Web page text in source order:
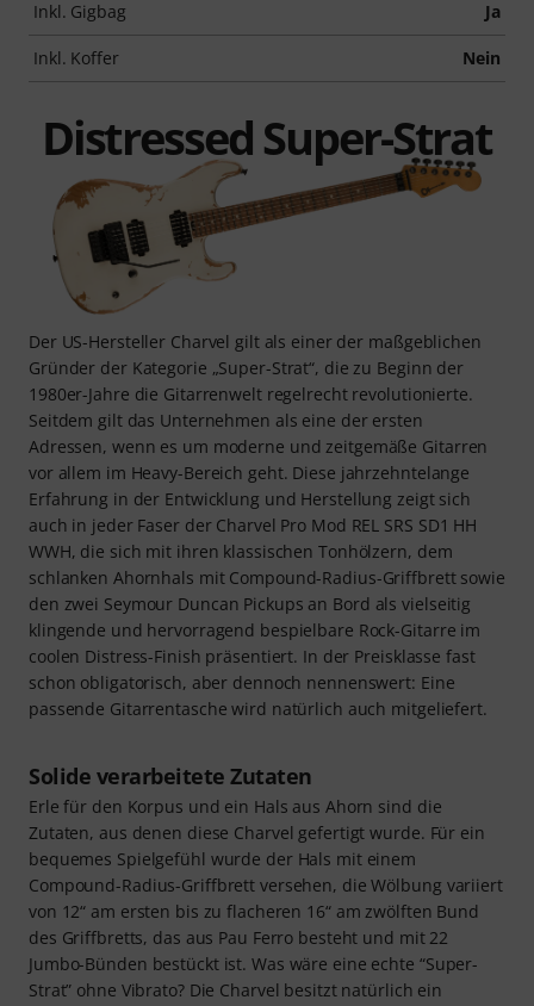
Inkl. Gigbag Ja
Inkl. Koffer Nein
Distressed Super-Strat
Der US-Hersteller Charvel gilt als einer der maßgeblichen
Gründer der Kategorie „Super-Strat“, die zu Beginn der
1980er-Jahre die Gitarrenwelt regelrecht revolutionierte.
Seitdem gilt das Unternehmen als eine der ersten
Adressen, wenn es um moderne und zeitgemäße Gitarren
vor allem im Heavy-Bereich geht. Diese jahrzehntelange
Erfahrung in der Entwicklung und Herstellung zeigt sich
auch in jeder Faser der Charvel Pro Mod REL SRS SD1 HH
WWH, die sich mit ihren klassischen Tonhölzern, dem
schlanken Ahornhals mit Compound-Radius-Griffbrett sowie
den zwei Seymour Duncan Pickups an Bord als vielseitig
klingende und hervorragend bespielbare Rock-Gitarre im
coolen Distress-Finish präsentiert. In der Preisklasse fast
schon obligatorisch, aber dennoch nennenswert: Eine
passende Gitarrentasche wird natürlich auch mitgeliefert.
Solide verarbeitete Zutaten
Erle für den Korpus und ein Hals aus Ahorn sind die
Zutaten, aus denen diese Charvel gefertigt wurde. Für ein
bequemes Spielgefühl wurde der Hals mit einem
Compound-Radius-Griffbrett versehen, die Wölbung variiert
von 12“ am ersten bis zu flacheren 16“ am zwölften Bund
des Griffbretts, das aus Pau Ferro besteht und mit 22
Jumbo-Bünden bestückt ist. Was wäre eine echte “Super-
Strat” ohne Vibrato? Die Charvel besitzt natürlich ein